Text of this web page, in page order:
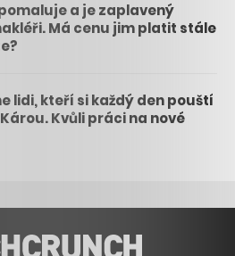
a je zaplavený
Má cenu jim platit stále
lidi, kteří si každý den pouští
Kvůli práci na nové